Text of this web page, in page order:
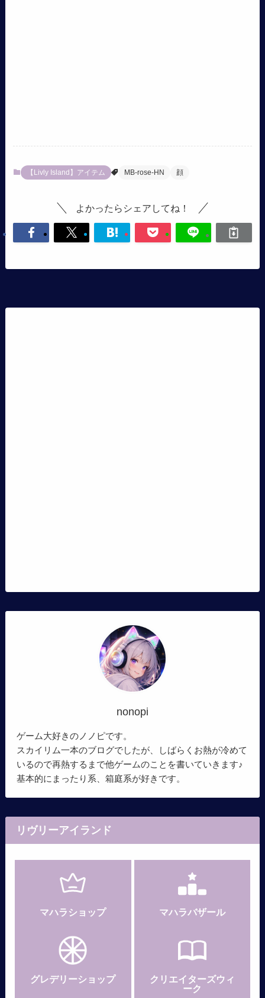
【Livly Island】アイテム MB-rose-HN 顔
よかったらシェアしてね！
nonopi
ゲーム大好きのノノピです。
スカイリム一本のブログでしたが、しばらくお熱が冷めて
いるので再熱するまで他ゲームのことを書いていきます♪
基本的にまったり系、箱庭系が好きです。
リヴリーアイランド
マハラショップ マハラバザール
グレデリーショップ
クリエイターズウィ
ーク